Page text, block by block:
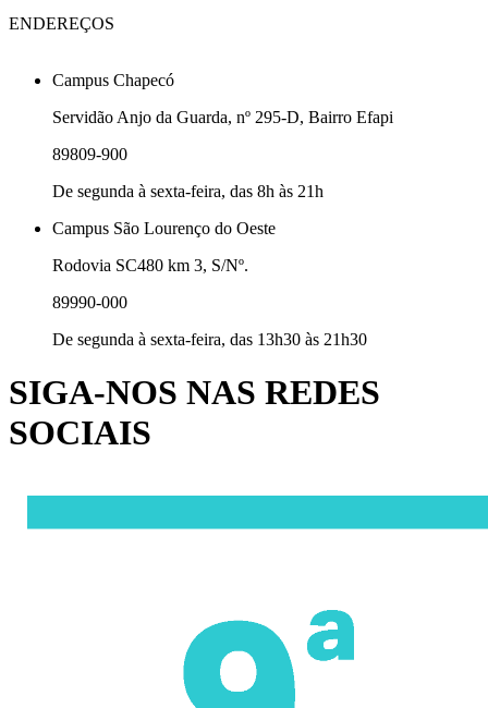
ENDEREÇOS
Campus Chapecó
Servidão Anjo da Guarda, nº 295-D, Bairro Efapi
89809-900
De segunda à sexta-feira, das 8h às 21h
Campus São Lourenço do Oeste
Rodovia SC480 km 3, S/Nº.
89990-000
De segunda à sexta-feira, das 13h30 às 21h30
SIGA-NOS NAS REDES
SOCIAIS